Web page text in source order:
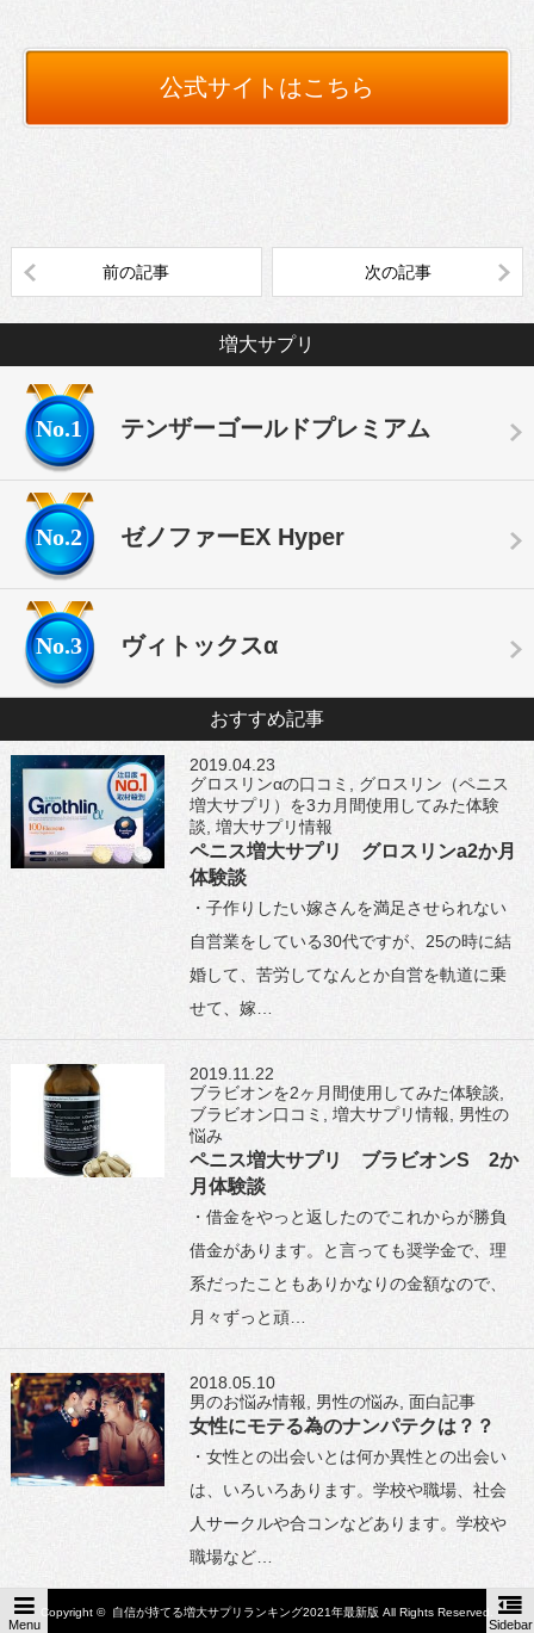
Menu Sidebar
公式サイトはこちら
前の記事 次の記事
増大サプリ
No.1 テンザーゴールドプレミアム
No.2 ゼノファーEX Hyper
No.3 ヴィトックスα
おすすめ記事
2019.04.23
グロスリンαの口コミ
グロスリン（ペニス
増大サプリ）を3カ月間使用してみた体験
談 ,増大サプリ情報
ペニス増大サプリ グロスリンa2か月
体験談
・子作りしたい嫁さんを満足させられない
自営業をしている30代ですが、25の時に結
婚して、苦労してなんとか自営を軌道に乗
せて、嫁…
2019.11.22
ブラビオンを2ヶ月間使用してみた体験談
ブラビオン口コミ
,増大サプリ情報
男性の
悩み
ペニス増大サプリ ブラビオンS 2か
月体験談
・借金をやっと返したのでこれからが勝負
借金があります。と言っても奨学金で、理
系だったこともありかなりの金額なので、
月々ずっと頑…
2018.05.10
男のお悩み情報
男性の悩み ,面白記事
女性にモテる為のナンパテクは？？
・女性との出会いとは何か異性との出会い
は、いろいろあります。学校や職場、社会
人サークルや合コンなどあります。学校や
職場など…
Copyright © 自信が持てる増大サプリランキング2021年最新版 All Rights Reserved.